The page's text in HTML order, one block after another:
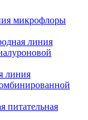
микрофлоры
линия
линия
питательная